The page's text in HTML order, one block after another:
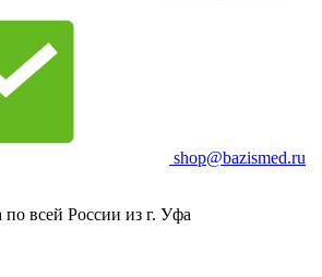
shop@bazismed.ru
по всей России из г. Уфа